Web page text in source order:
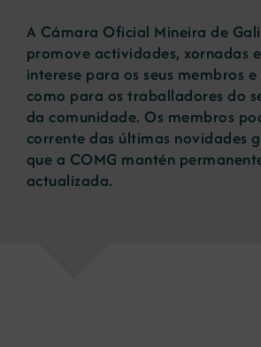
Novas
Portal de emprego
Contacto
A Cámara Oficial Mineira de
promove actividades, xornadas
interese para os seus membros
como para os traballadores do
da comunidade. Os membros
corrente das últimas novidades
que a COMG mantén
actualizada.